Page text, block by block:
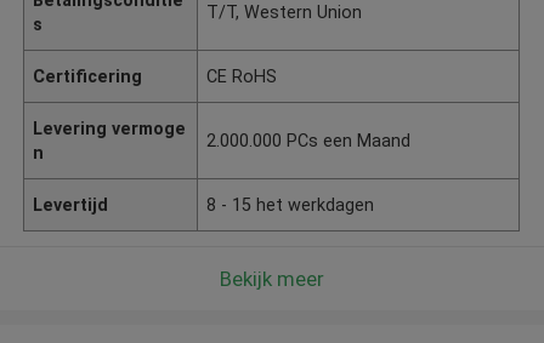
s
T/T, Western Union
Certificering CE RoHS
Levering vermoge
n
2.000.000 PCs een Maand
Levertijd 8 - 15 het werkdagen
Bekijk meer